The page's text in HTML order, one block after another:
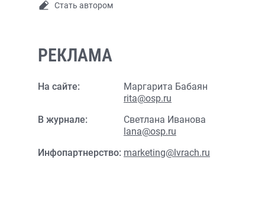
Стать автором
РЕКЛАМА
На сайте:
Маргарита Бабаян
rita@osp.ru
В журнале:
Светлана Иванова
lana@osp.ru
Инфопартнерство: marketing@lvrach.ru